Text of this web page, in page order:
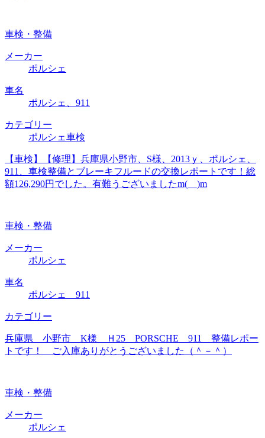
車検・整備
メーカー
ポルシェ
車名
ポルシェ、911
カテゴリー
ポルシェ車検
【車検】【修理】兵庫県小野市、S様、2013ｙ、ポルシェ、
911、車検整備とブレーキフルードの交換レポートです！総
額126,290円でした。有難うございましたm(__)m
車検・整備
メーカー
ポルシェ
車名
ポルシェ 911
カテゴリー
兵庫県 小野市 K様 Ｈ25 PORSCHE 911 整備レポー
トです！ ご入庫ありがとうございました（＾－＾）
車検・整備
メーカー
ポルシェ